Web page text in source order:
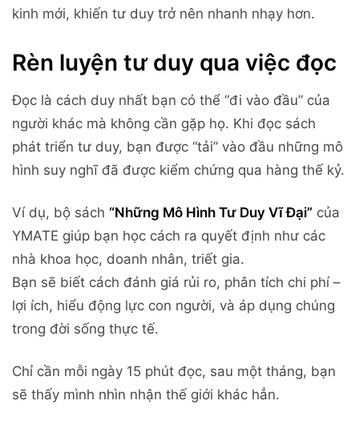
kinh mới, khiến tư duy trở nên nhanh nhạy hơn.
Rèn luyện tư duy qua việc đọc
Đọc là cách duy nhất bạn có thể “đi vào đầu” của
người khác mà không cần gặp họ. Khi đọc sách
phát triển tư duy, bạn được “tải” vào đầu những mô
hình suy nghĩ đã được kiểm chứng qua hàng thế kỷ.
Ví dụ, bộ sách “Những Mô Hình Tư Duy Vĩ Đại” của
YMATE giúp bạn học cách ra quyết định như các
nhà khoa học, doanh nhân, triết gia.
Bạn sẽ biết cách đánh giá rủi ro, phân tích chi phí –
lợi ích, hiểu động lực con người, và áp dụng chúng
trong đời sống thực tế.
Chỉ cần mỗi ngày 15 phút đọc, sau một tháng, bạn
sẽ thấy mình nhìn nhận thế giới khác hẳn.